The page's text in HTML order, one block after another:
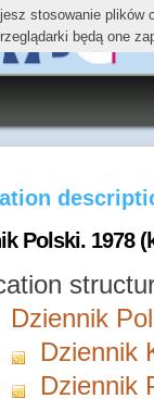
Polski. 1978
Dziennik
Dziennik
Dziennik
stosowanie
będą one